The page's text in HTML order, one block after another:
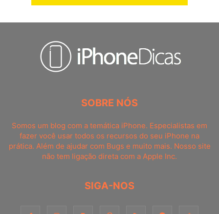
SOBRE NÓS
Somos um blog com a temática iPhone. Especialistas em
fazer você usar todos os recursos do seu iPhone na
prática. Além de ajudar com Bugs e muito mais. Nosso site
não tem ligação direta com a Apple Inc.
SIGA-NOS